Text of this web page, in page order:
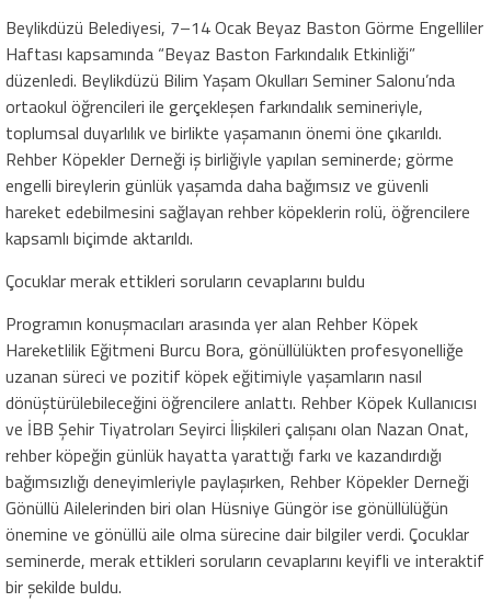
Beylikdüzü Belediyesi, 7–14 Ocak Beyaz Baston Görme Engelliler
Haftası kapsamında “Beyaz Baston Farkındalık Etkinliği”
düzenledi. Beylikdüzü Bilim Yaşam Okulları Seminer Salonu’nda
ortaokul öğrencileri ile gerçekleşen farkındalık semineriyle,
toplumsal duyarlılık ve birlikte yaşamanın önemi öne çıkarıldı.
Rehber Köpekler Derneği iş birliğiyle yapılan seminerde; görme
engelli bireylerin günlük yaşamda daha bağımsız ve güvenli
hareket edebilmesini sağlayan rehber köpeklerin rolü, öğrencilere
kapsamlı biçimde aktarıldı.
Çocuklar merak ettikleri soruların cevaplarını buldu
Programın konuşmacıları arasında yer alan Rehber Köpek
Hareketlilik Eğitmeni Burcu Bora, gönüllülükten profesyonelliğe
uzanan süreci ve pozitif köpek eğitimiyle yaşamların nasıl
dönüştürülebileceğini öğrencilere anlattı. Rehber Köpek Kullanıcısı
ve İBB Şehir Tiyatroları Seyirci İlişkileri çalışanı olan Nazan Onat,
rehber köpeğin günlük hayatta yarattığı farkı ve kazandırdığı
bağımsızlığı deneyimleriyle paylaşırken, Rehber Köpekler Derneği
Gönüllü Ailelerinden biri olan Hüsniye Güngör ise gönüllülüğün
önemine ve gönüllü aile olma sürecine dair bilgiler verdi. Çocuklar
seminerde, merak ettikleri soruların cevaplarını keyifli ve interaktif
bir şekilde buldu.